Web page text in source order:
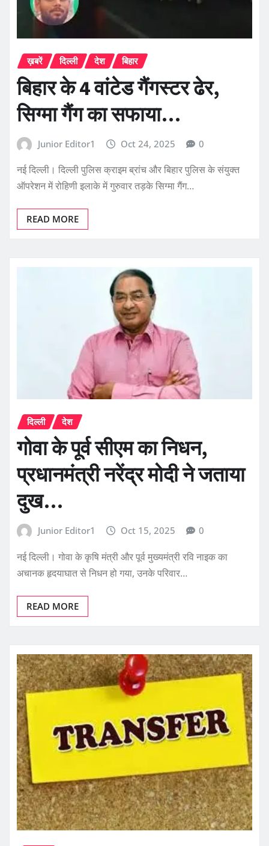
ख़बरें दिल्ली देश बिहार
बिहार के 4 वांटेड गैंगस्टर ढेर,
सिग्मा गैंग का सफाया…
Junior Editor1 Oct 24, 2025 0
नई दिल्ली। दिल्ली पुलिस क्राइम ब्रांच और बिहार पुलिस के संयुक्त
ऑपरेशन में रोहिणी इलाके में गुरुवार तड़के सिग्मा गैंग…
READ MORE
दिल्ली देश
गोवा के पूर्व सीएम का निधन,
प्रधानमंत्री नरेंद्र मोदी ने जताया
दुख…
Junior Editor1 Oct 15, 2025 0
नई दिल्ली। गोवा के कृषि मंत्री और पूर्व मुख्यमंत्री रवि नाइक का
अचानक हृदयाघात से निधन हो गया, उनके परिवार…
READ MORE